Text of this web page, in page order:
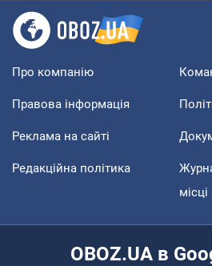
Про компанію
Правова інформація
Реклама на сайті
Редакційна політика
OBOZ.UA в